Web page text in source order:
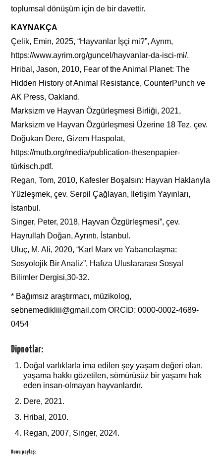
toplumsal dönüşüm için de bir davettir.
KAYNAKÇA
Çelik, Emin, 2025, “Hayvanlar İşçi mi?”, Ayrım,
https://www.ayrim.org/guncel/hayvanlar-da-isci-mi/.
Hribal, Jason, 2010, Fear of the Animal Planet: The
Hidden History of Animal Resistance, CounterPunch ve
AK Press, Oakland.
Marksizm ve Hayvan Özgürleşmesi Birliği, 2021,
Marksizm ve Hayvan Özgürleşmesi Üzerine 18 Tez, çev.
Doğukan Dere, Gizem Haspolat,
https://mutb.org/media/publication-thesenpapier-
türkisch.pdf.
Regan, Tom, 2010, Kafesler Boşalsın: Hayvan Haklarıyla
Yüzleşmek, çev. Serpil Çağlayan, İletişim Yayınları,
İstanbul.
Singer, Peter, 2018, Hayvan Özgürleşmesi”, çev.
Hayrullah Doğan, Ayrıntı, İstanbul.
Uluç, M. Ali, 2020, “Karl Marx ve Yabancılaşma:
Sosyolojik Bir Analiz”, Hafıza Uluslararası Sosyal
Bilimler Dergisi,30-32.
* Bağımsız araştırmacı, müzikolog,
sebnemedikliii@gmail.com ORCİD: 0000-0002-4689-
0454
Dipnotlar:
Doğal varlıklarla ima edilen şey yaşam değeri olan,
yaşama hakkı gözetilen, sömürüsüz bir yaşamı hak
eden insan-olmayan hayvanlardır.
Dere, 2021.
Hribal, 2010.
Regan, 2007, Singer, 2024.
Bunu paylaş: